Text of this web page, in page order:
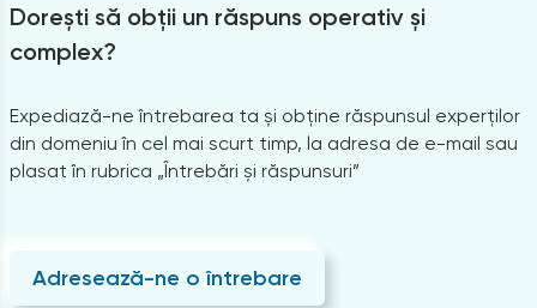
Dorești să obții un răspuns operativ și
complex?
Expediază-ne întrebarea ta și obține răspunsul experților
din domeniu în cel mai scurt timp, la adresa de e-mail sau
plasat în rubrica „Întrebări și răspunsuri”
Adresează-ne o întrebare